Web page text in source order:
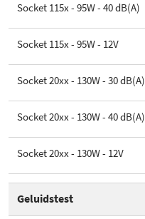
Meegeleverde koelpasta
Socket 115x - 95W - 40 dB(A)
Socket 115x - 95W - 12V
Socket 20xx - 130W - 30 dB(A)
Socket 20xx - 130W - 40 dB(A)
Socket 20xx - 130W - 12V
Geluidstest